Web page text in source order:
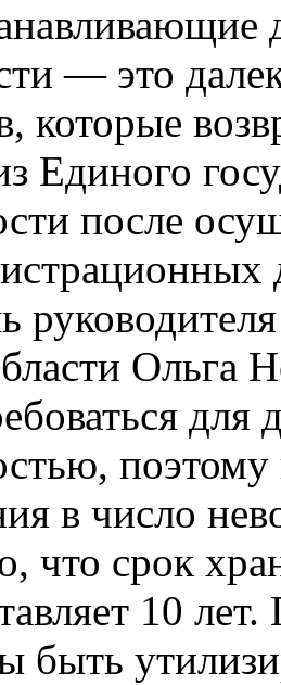
— это
которые
Единого
после
Ольга
для
в число
что срок
10
быть